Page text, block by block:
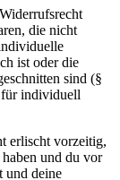
die nicht
ist oder die
sind (§
individuell
erlischt vorzeitig,
und du vor
und deine